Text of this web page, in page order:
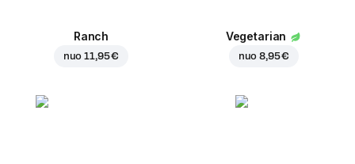
Ranch
nuo11,95 €
Vegetarian
nuo8,95 €